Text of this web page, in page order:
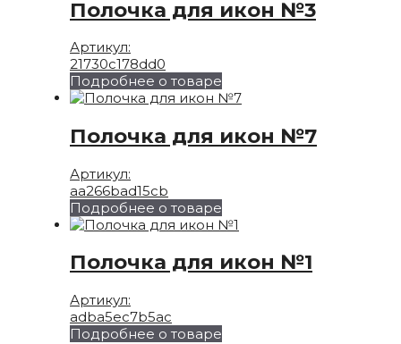
Полочка для икон №3
Артикул:
21730c178dd0
Подробнее о товаре
Полочка для икон №7
Артикул:
aa266bad15cb
Подробнее о товаре
Полочка для икон №1
Артикул:
adba5ec7b5ac
Подробнее о товаре